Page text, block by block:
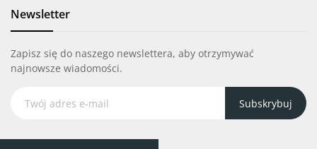
Newsletter
Zapisz się do naszego newslettera, aby otrzymywać
najnowsze wiadomości.
Subskrybuj